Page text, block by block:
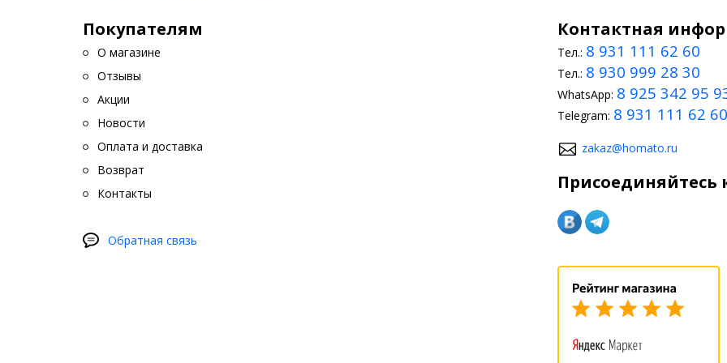
Выберите и купите авточехлы для Ford Fusion 2002+ хэтчбек в нашем удобном
конфигураторе
Покупателям
О магазине
Отзывы
Акции
Новости
Оплата и доставка
Возврат
Контакты
Обратная связь
Контактная
Тел.: 8 931 111 62 60
Тел.: 8 930 999 28 30
WhatsApp: 8 925 342 95
Telegram: 8 931 111 62 60
zakaz@homato.ru
Присоединяйтесь